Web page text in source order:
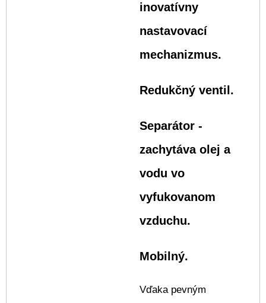
inovatívny
nastavovací
mechanizmus.
Redukčný ventil.
Separátor -
zachytáva olej a
vodu vo
vyfukovanom
vzduchu.
Mobilný.
Vďaka pevným